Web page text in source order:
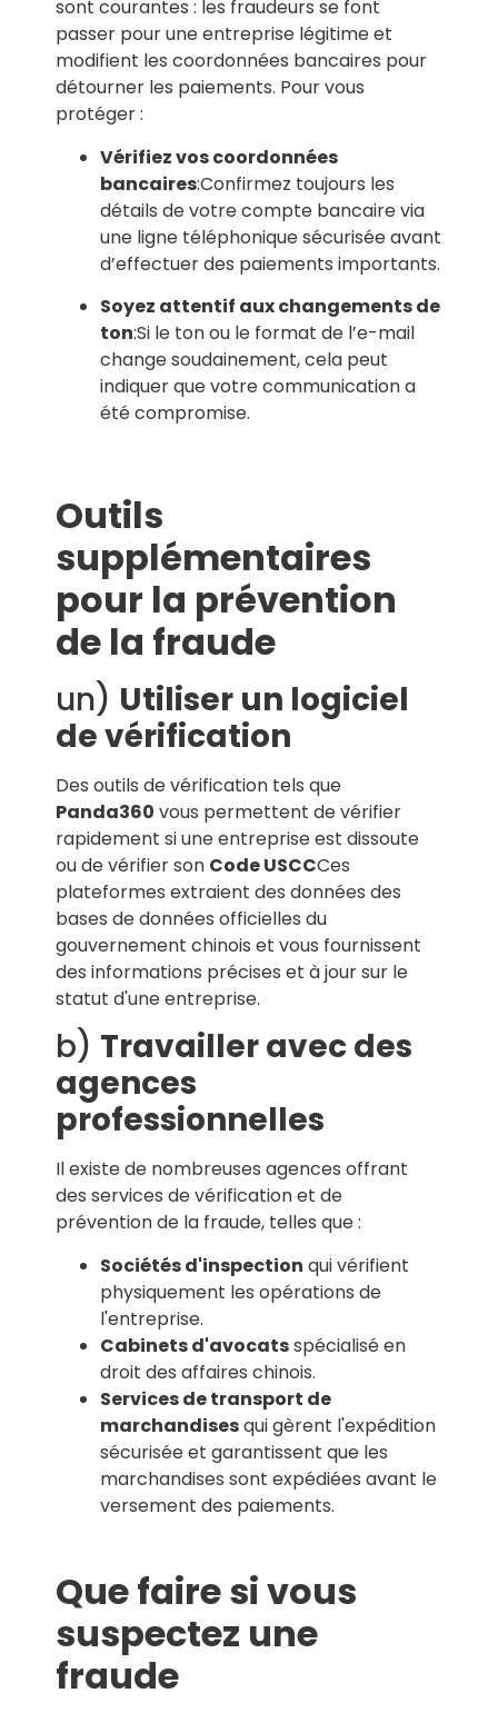
sont courantes : les fraudeurs se font
passer pour une entreprise légitime et
modifient les coordonnées bancaires pour
détourner les paiements. Pour vous
protéger :
Vérifiez vos coordonnées
bancaires:Confirmez toujours les
détails de votre compte bancaire via
une ligne téléphonique sécurisée avant
d’effectuer des paiements importants.
Soyez attentif aux changements de
ton:Si le ton ou le format de l’e-mail
change soudainement, cela peut
indiquer que votre communication a
été compromise.
Outils
supplémentaires
pour la prévention
de la fraude
un) Utiliser un logiciel
de vérification
Des outils de vérification tels que
Panda360 vous permettent de vérifier
rapidement si une entreprise est dissoute
ou de vérifier son Code USCCCes
plateformes extraient des données des
bases de données officielles du
gouvernement chinois et vous fournissent
des informations précises et à jour sur le
statut d'une entreprise.
b) Travailler avec des
agences
professionnelles
Il existe de nombreuses agences offrant
des services de vérification et de
prévention de la fraude, telles que :
Sociétés d'inspection qui vérifient
physiquement les opérations de
l'entreprise.
Cabinets d'avocatsspécialisé en
droit des affaires chinois.
Services de transport de
marchandisesqui gèrent l'expédition
sécurisée et garantissent que les
marchandises sont expédiées avant le
versement des paiements.
Que faire si vous
suspectez une
fraude